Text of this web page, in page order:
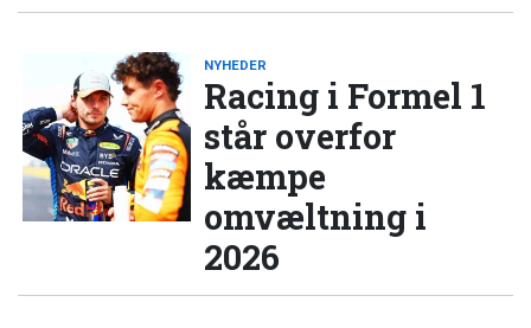
NYHEDER
Racing i Formel 1
står overfor
kæmpe
omvæltning i
2026